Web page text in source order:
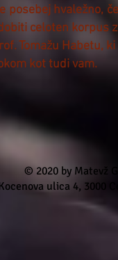
posebej hvaležno,
celoten korpus
Tomažu Habetu,
kot tudi vam.
© 2020 by Matevž
ulica 4, 3000